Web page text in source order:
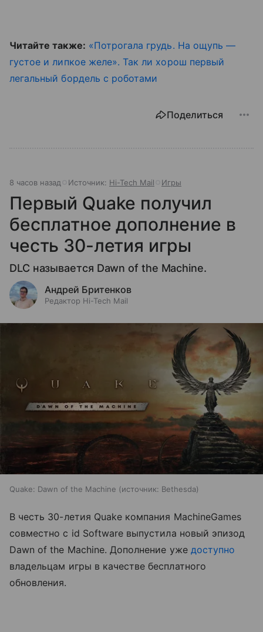
Читайте также: «Потрогала грудь. На ощупь —
густое и липкое желе». Так ли хорош первый
легальный бордель с роботами
Поделиться
8 часов назад Источник: Hi-Tech Mail Игры
Первый Quake получил
бесплатное дополнение в
честь 30-летия игры
DLC называется Dawn of the Machine.
Андрей Бритенков
Редактор Hi-Tech Mail
Quake: Dawn of the Machine источник: Bethesda
В честь 30-летия Quake компания MachineGames
совместно с id Software выпустила новый эпизод
Dawn of the Machine. Дополнение уже доступно
владельцам игры в качестве бесплатного
обновления.